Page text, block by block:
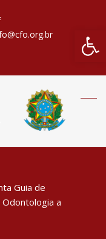
Barra
Guia de
a